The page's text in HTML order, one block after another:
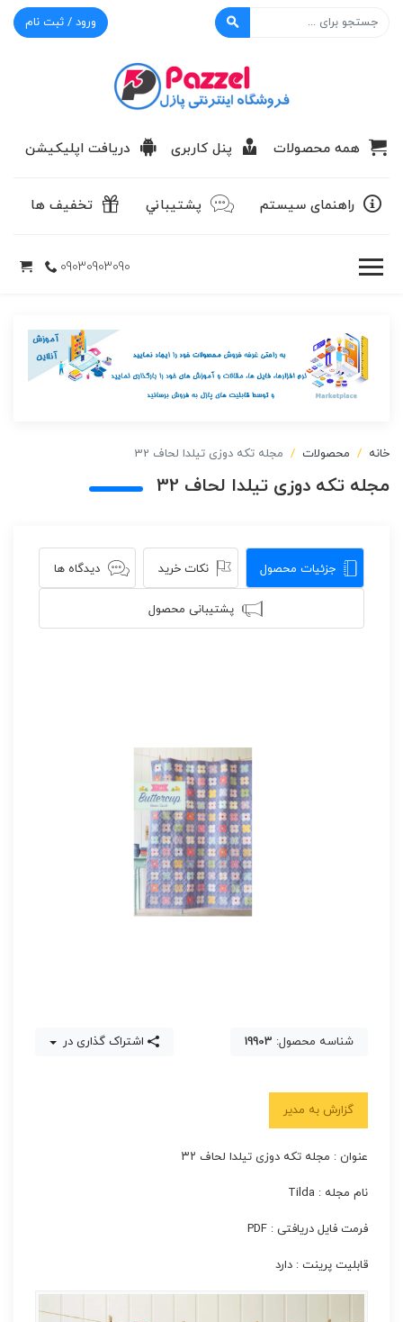
ورود / ثبت نام
همه محصولات پنل کاربری دریافت اپلیکیشن
راهنمای سیستم پشتيباني تخفیف ها
09030903090
خانه محصولات مجله تکه دوزی تیلدا لحاف 32
مجله تکه دوزی تیلدا لحاف 32
جزئیات محصول نکات خرید دیدگاه ها
پشتیبانی محصول
شناسه محصول: 19903 اشتراک گذاری در
گزارش به مدیر
عنوان : مجله تکه دوزی تیلدا لحاف ۳۲
نام مجله : Tilda
فرمت فایل دریافتی : PDF
قابلیت پرینت : دارد